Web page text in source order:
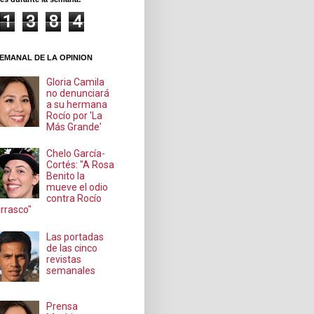
1 3 8
4
DE LA OPINION
Gloria Camila
no denunciará
a su hermana
Rocío por 'La
Más Grande'
Chelo García-
Cortés: "A Rosa
Benito la
mueve el odio
contra Rocío
Las portadas
de las cinco
revistas
semanales
Prensa